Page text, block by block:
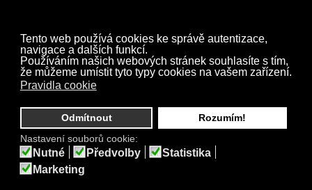
Tento web používá cookies ke správě autentizace,
navigace a dalších funkcí.
Používáním našich webových stránek souhlasíte s tím,
že můžeme umístit tyto typy cookies na vašem zařízení.
Pravidla cookie
Odmítnout
Rozumím!
Nastavení souborů cookie:
Nutné Předvolby
Statistika
Marketing
Medley retro 60.léta /2018/